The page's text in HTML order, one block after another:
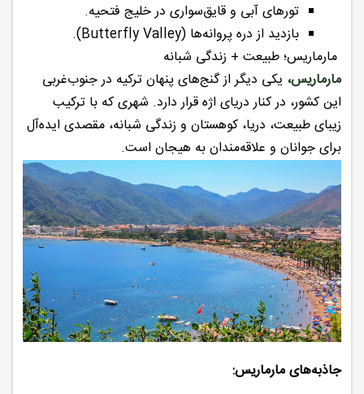
تورهای آبی و قایق‌سواری در خلیج فتحیه.
بازدید از دره پروانه‌ها (Butterfly Valley).
مارماریس؛ طبیعت + زندگی شبانه
مارماریس، یکی دیگر از گنج‌های پنهان ترکیه در جنوب‌غربی
این کشور، در کنار دریای اژه قرار دارد. شهری که با ترکیب
زیبای طبیعت، دریا، کوهستان و زندگی شبانه، مقصدی ایده‌آل
برای جوانان و علاقه‌مندان به هیجان است.
جاذبه‌های مارماریس: